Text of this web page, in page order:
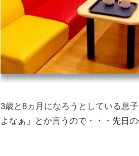
3歳と8ヵ月になろうとしている息
よなぁ」とか言うので・・・先日